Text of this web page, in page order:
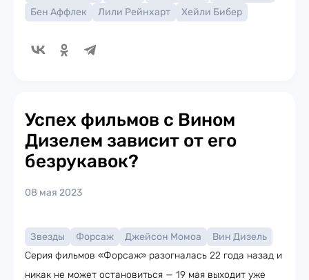
Бен Аффлек
Лили Рейнхарт Хейли Бибер
Успех фильмов с Вином
Дизелем зависит от его
безрукавок?
08 мая 2023
Звезды Форсаж Джейсон Момоа
Вин Дизель
Серия фильмов «Форсаж» разогналась 22 года назад и
никак не может остановиться — 19 мая выходит уже